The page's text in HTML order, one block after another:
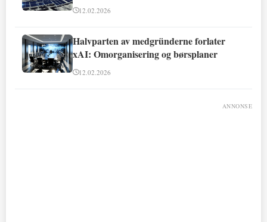
12.02.2026
Halvparten av medgründerne forlater
xAI: Omorganisering og børsplaner
12.02.2026
ANNONSE